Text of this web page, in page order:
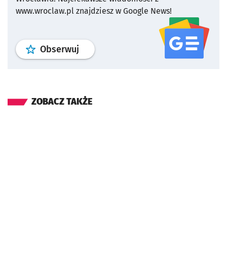
www.wroclaw.pl znajdziesz w Google News!
Obserwuj profil serwisu
ZOBACZ TAKŻE